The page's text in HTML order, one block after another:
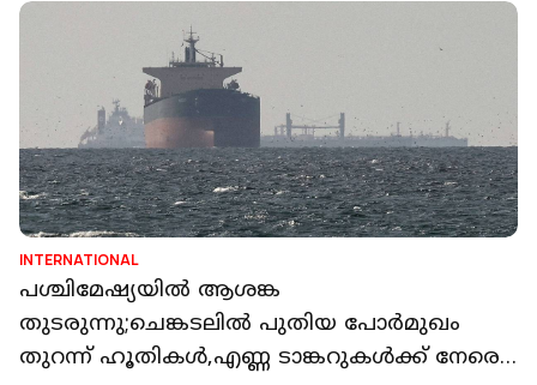
INTERNATIONAL
പശ്ചിമേഷ്യയില്‍ ആശങ്ക
തുടരുന്നു;ചെങ്കടലില്‍ പുതിയ പോര്‍മുഖം
തുറന്ന് ഹൂതികള്‍,എണ്ണ ടാങ്കറുകള്‍ക്ക് നേരെ